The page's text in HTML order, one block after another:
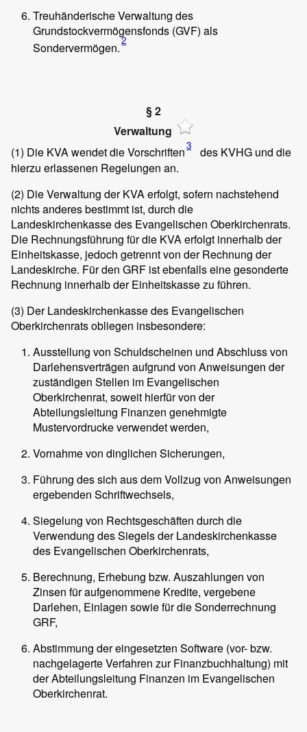
Treuhänderische Verwaltung des
Grundstockvermögensfonds (GVF) als
Sondervermögen.2
§ 2
Verwaltung
(1) Die KVA wendet die Vorschriften3
des KVHG und die
hierzu erlassenen Regelungen an.
(2) Die Verwaltung der KVA erfolgt, sofern nachstehend
nichts anderes bestimmt ist, durch die
Landeskirchenkasse des Evangelischen Oberkirchenrats.
Die Rechnungsführung für die KVA erfolgt innerhalb der
Einheitskasse, jedoch getrennt von der Rechnung der
Landeskirche. Für den GRF ist ebenfalls eine gesonderte
Rechnung innerhalb der Einheitskasse zu führen.
(3) Der Landeskirchenkasse des Evangelischen
Oberkirchenrats obliegen insbesondere:
Ausstellung von Schuldscheinen und Abschluss von
Darlehensverträgen aufgrund von Anweisungen der
zuständigen Stellen im Evangelischen
Oberkirchenrat, soweit hierfür von der
Abteilungsleitung Finanzen genehmigte
Mustervordrucke verwendet werden,
Vornahme von dinglichen Sicherungen,
Führung des sich aus dem Vollzug von Anweisungen
ergebenden Schriftwechsels,
Siegelung von Rechtsgeschäften durch die
Verwendung des Siegels der Landeskirchenkasse
des Evangelischen Oberkirchenrats,
Berechnung, Erhebung bzw. Auszahlungen von
Zinsen für aufgenommene Kredite, vergebene
Darlehen, Einlagen sowie für die Sonderrechnung
GRF,
Abstimmung der eingesetzten Software (vor- bzw.
nachgelagerte Verfahren zur Finanzbuchhaltung) mit
der Abteilungsleitung Finanzen im Evangelischen
Oberkirchenrat.